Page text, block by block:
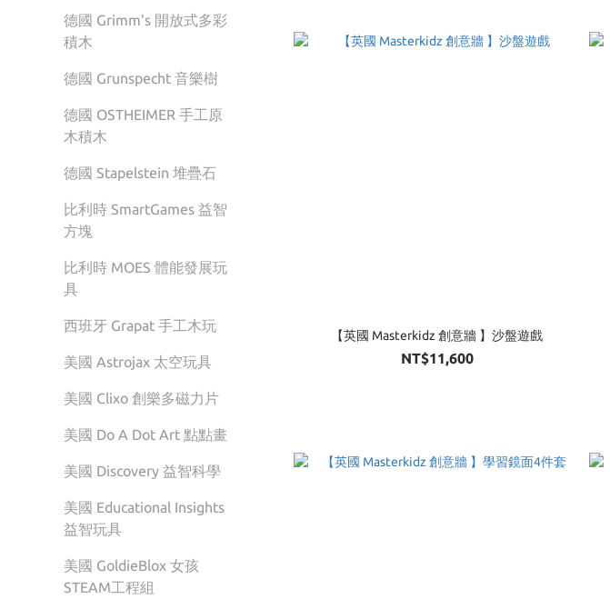
德國 Grimm's 開放式多彩
積木
德國 Grunspecht 音樂樹
德國 OSTHEIMER 手工原
木積木
德國 Stapelstein 堆疊石
比利時 SmartGames 益智
方塊
比利時 MOES 體能發展玩
具
西班牙 Grapat 手工木玩
美國 Astrojax 太空玩具
美國 Clixo 創樂多磁力片
美國 Do A Dot Art 點點畫
美國 Discovery 益智科學
美國 Educational Insights
益智玩具
美國 GoldieBlox 女孩
STEAM工程組
【英國 Masterkidz 創意牆 】沙盤遊戲
NT$11,600